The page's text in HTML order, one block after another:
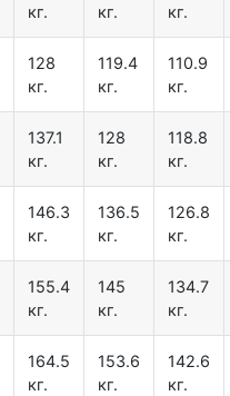
кг.
кг.
кг.
128
кг.
119.4
кг.
110.9
кг.
137.1
кг.
128
кг.
118.8
кг.
146.3
кг.
136.5
кг.
126.8
кг.
155.4
кг.
145
кг.
134.7
кг.
164.5
кг.
153.6
кг.
142.6
кг.